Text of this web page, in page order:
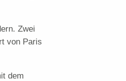
Zwei
von Paris
dem